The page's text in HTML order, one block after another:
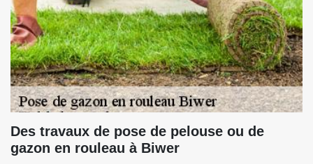
Des travaux de pose de pelouse ou de
gazon en rouleau à Biwer